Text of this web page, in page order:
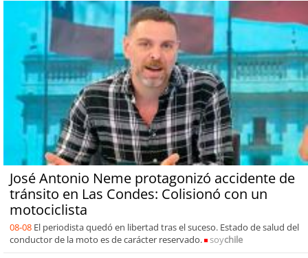
José Antonio Neme protagonizó accidente de
tránsito en Las Condes: Colisionó con un
motociclista
08-08 El periodista quedó en libertad tras el suceso. Estado de salud del
conductor de la moto es de carácter reservado.
soychile